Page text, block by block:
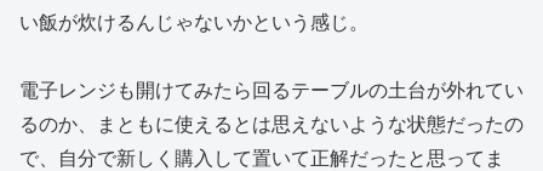
い飯が炊けるんじゃないかという感じ。
電子レンジも開けてみたら回るテーブルの土台が外れてい
るのか、まともに使えるとは思えないような状態だったの
で、自分で新しく購入して置いて正解だったと思ってま